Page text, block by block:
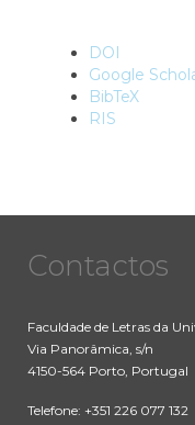
DOI
Google
BibTeX
RIS
Contactos
Faculdade de Letras da
Via Panorâmica, s/n
4150-564 Porto, Portugal
Telefone: +351 226 077 132